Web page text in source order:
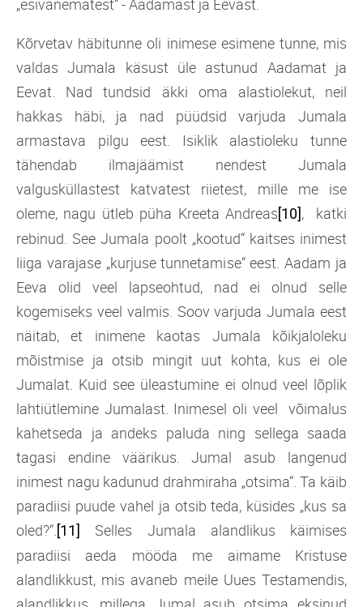
Kõrvetav häbitunne oli inimese esimene tunne, mis
valdas Jumala käsust üle astunud Aadamat ja
Eevat. Nad tundsid äkki oma alastiolekut, neil
hakkas häbi, ja nad püüdsid varjuda Jumala
armastava pilgu eest. Isiklik alastioleku tunne
tähendab ilmajäämist nendest Jumala
valgusküllastest katvatest riietest, mille me ise
oleme, nagu ütleb püha Kreeta Andreas[10], katki
rebinud. See Jumala poolt „kootud“ kaitses inimest
liiga varajase „kurjuse tunnetamise“ eest. Aadam ja
Eeva olid veel lapseohtud, nad ei olnud selle
kogemiseks veel valmis. Soov varjuda Jumala eest
näitab, et inimene kaotas Jumala kõikjaloleku
mõistmise ja otsib mingit uut kohta, kus ei ole
Jumalat. Kuid see üleastumine ei olnud veel lõplik
lahtiütlemine Jumalast. Inimesel oli veel võimalus
kahetseda ja andeks paluda ning sellega saada
tagasi endine väärikus. Jumal asub langenud
inimest nagu kadunud drahmiraha „otsima“. Ta käib
paradiisi puude vahel ja otsib teda, küsides „kus sa
oled?“. [11]
Selles Jumala alandlikus käimises
paradiisi aeda mööda me aimame Kristuse
alandlikkust, mis avaneb meile Uues Testamendis,